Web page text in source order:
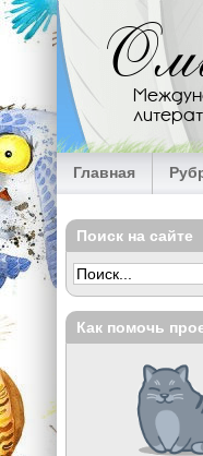
Перейти к основному
Главная
Поиск на сайте
Как помочь